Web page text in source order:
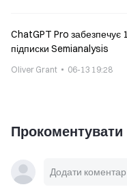
ChatGPT Pro забезпечує
підписки Semianalysis
Oliver Grant 06-13 19:28
Прокоментувати